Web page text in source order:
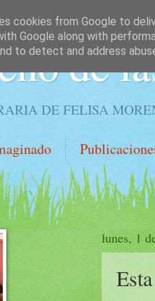
de
DE FELISA
lunes, 1
cookies from Google to
Google along with
to detect and address